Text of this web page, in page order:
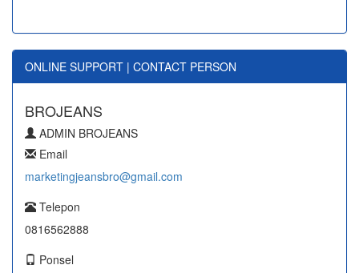
ONLINE SUPPORT | CONTACT PERSON
BROJEANS
ADMIN BROJEANS
Email
marketingjeansbro@gmail.com
Telepon
0816562888
Ponsel